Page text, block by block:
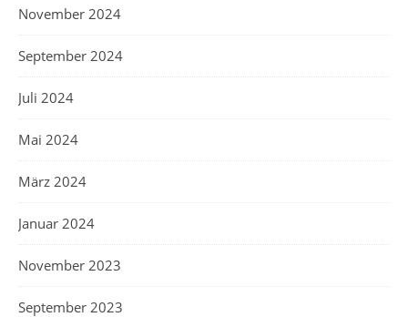
November 2024
September 2024
Juli 2024
Mai 2024
März 2024
Januar 2024
November 2023
September 2023